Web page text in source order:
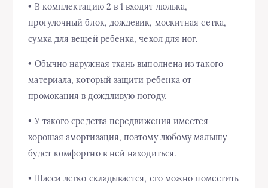
• В комплектацию 2 в 1 входят люлька,
прогулочный блок, дождевик, москитная сетка,
сумка для вещей ребенка, чехол для ног.
• Обычно наружная ткань выполнена из такого
материала, который защити ребенка от
промокания в дождливую погоду.
• У такого средства передвижения имеется
хорошая амортизация, поэтому любому малышу
будет комфортно в ней находиться.
• Шасси легко складывается, его можно поместить